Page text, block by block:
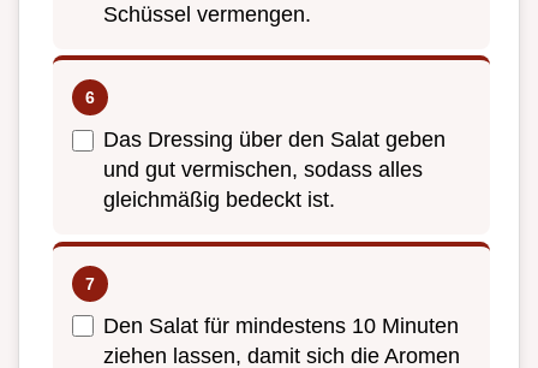
Schüssel vermengen.
Das Dressing über den Salat geben
und gut vermischen, sodass alles
gleichmäßig bedeckt ist.
Den Salat für mindestens 10 Minuten
ziehen lassen, damit sich die Aromen